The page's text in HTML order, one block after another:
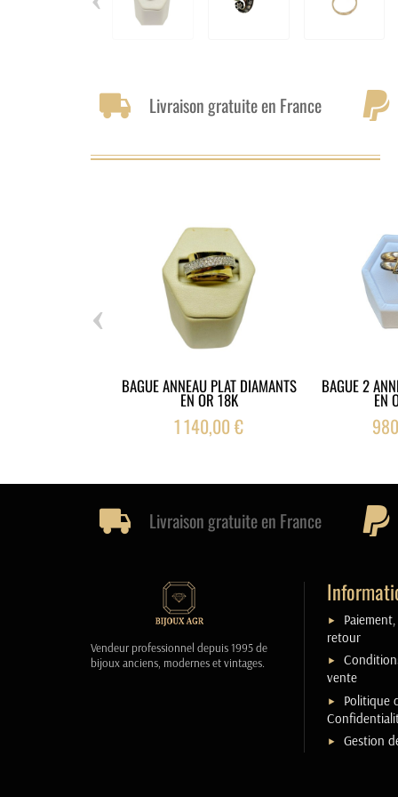
Livraison gratuite en France
BAGUE ANNEAU PLAT DIAMANTS
EN OR 18K
1 140,00 €
BAGUE 2
EN
‹
Livraison gratuite en France
Vendeur professionnel depuis 1995 de
bijoux anciens, modernes et vintages.
retour
vente
Politique
Gestion